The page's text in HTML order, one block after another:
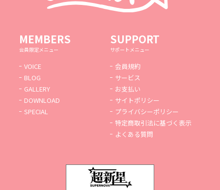
MEMBERS
会員限定メニュー
VOICE
BLOG
GALLERY
DOWNLOAD
SPECIAL
SUPPORT
サポートメニュー
会員規約
サービス
お支払い
サイトポリシー
プライバシーポリシー
特定商取引法に基づく表示
よくある質問